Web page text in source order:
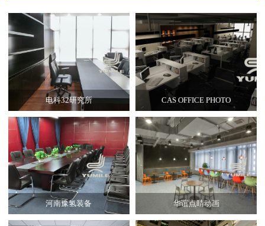
电科32研究所 CAS OFFICE PHOTO
河南豫氢装备 华谊点睛动画